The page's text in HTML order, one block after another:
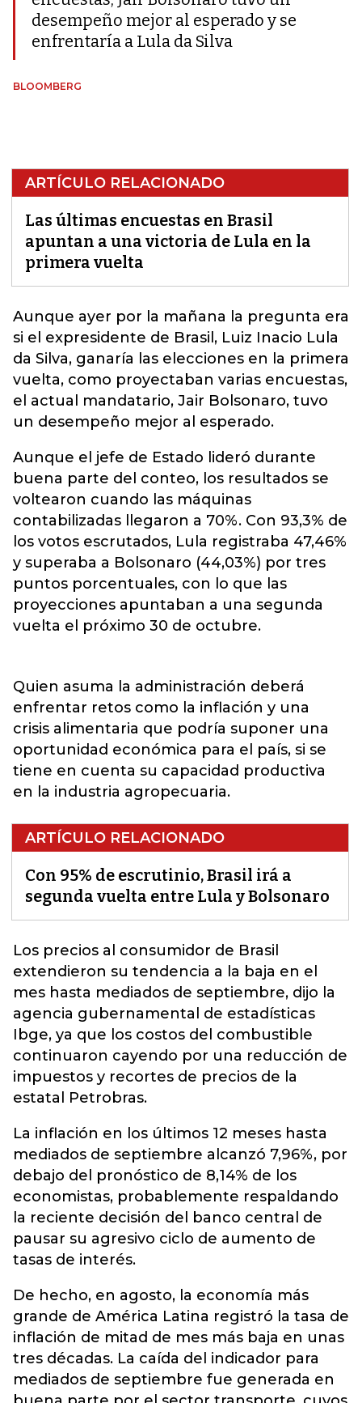
desempeño mejor al esperado y se
enfrentaría a Lula da Silva
BLOOMBERG
ARTÍCULO RELACIONADO
Las últimas encuestas en Brasil
apuntan a una victoria de Lula en la
primera vuelta
Aunque ayer por la mañana la pregunta era
si el expresidente de Brasil , Luiz Inacio Lula
da Silva, ganaría las elecciones en la primera
vuelta, como proyectaban varias encuestas,
el actual mandatario, Jair Bolsonaro, tuvo
un desempeño mejor al esperado.
Aunque el jefe de Estado lideró durante
buena parte del conteo, los resultados se
voltearon cuando las máquinas
contabilizadas llegaron a 70%. Con 93,3% de
los votos escrutados, Lula registraba 47,46%
y superaba a Bolsonaro (44,03%) por tres
puntos porcentuales, con lo que las
proyecciones apuntaban a una segunda
vuelta el próximo 30 de octubre.
Quien asuma la administración deberá
enfrentar retos como la inflación y una
crisis alimentaria que podría suponer una
oportunidad económica para el país, si se
tiene en cuenta su capacidad productiva
en la industria agropecuaria.
ARTÍCULO RELACIONADO
Con 95% de escrutinio, Brasil irá a
segunda vuelta entre Lula y Bolsonaro
Los precios al consumidor de Brasil
extendieron su tendencia a la baja en el
mes hasta mediados de septiembre, dijo la
agencia gubernamental de estadísticas
Ibge, ya que los costos del combustible
continuaron cayendo por una reducción de
impuestos y recortes de precios de la
estatal Petrobras.
La inflación en los últimos 12 meses hasta
mediados de septiembre alcanzó 7,96%, por
debajo del pronóstico de 8,14% de los
economistas, probablemente respaldando
la reciente decisión del banco central de
pausar su agresivo ciclo de aumento de
tasas de interés.
De hecho, en agosto, la economía más
grande de América Latina registró la tasa de
inflación de mitad de mes más baja en unas
tres décadas. La caída del indicador para
mediados de septiembre fue generada en